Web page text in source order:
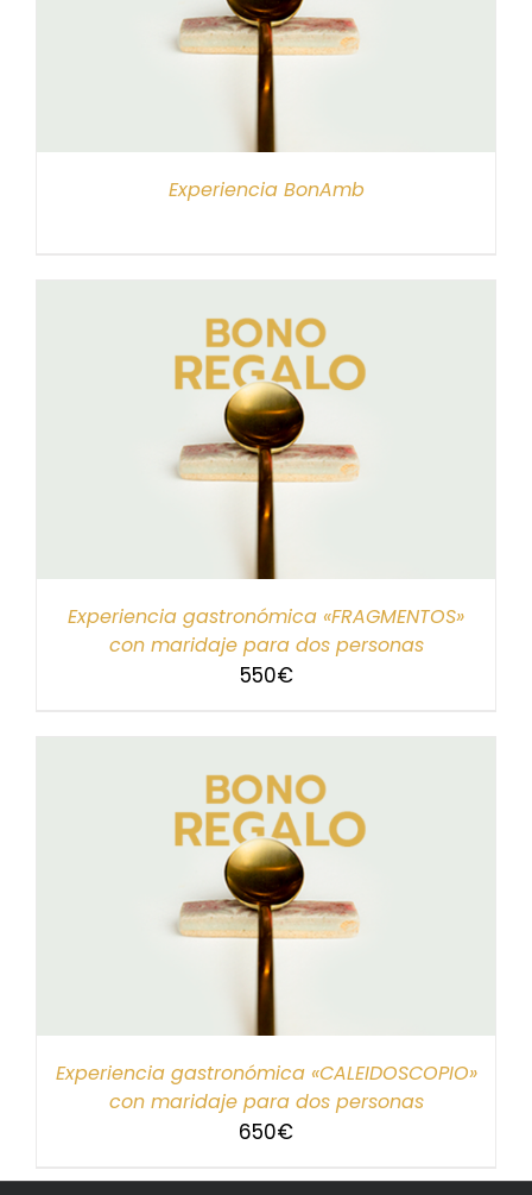
Experiencia BonAmb
Experiencia gastronómica «FRAGMENTOS»
con maridaje para dos personas
550€
Experiencia gastronómica «CALEIDOSCOPIO»
con maridaje para dos personas
650€